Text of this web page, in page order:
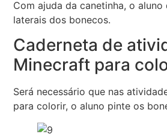
Com ajuda da canetinha, o
laterais dos bonecos.
Caderneta de
Minecraft para
Será necessário que nas
para colorir, o aluno pinte os